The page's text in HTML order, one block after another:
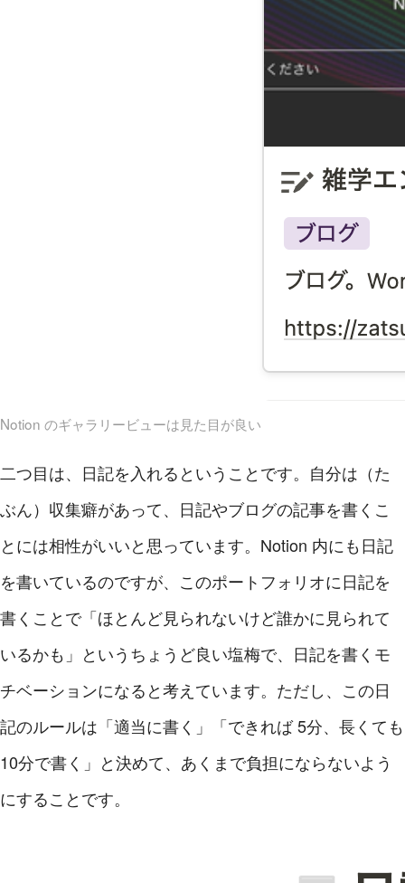
Notion のギャラリービューは見た目が良い
二つ目は、日記を入れるということです。自分は（た
ぶん）収集癖があって、日記やブログの記事を書くこ
とには相性がいいと思っています。Notion 内にも日記
を書いているのですが、このポートフォリオに日記を
書くことで「ほとんど見られないけど誰かに見られて
いるかも」というちょうど良い塩梅で、日記を書くモ
チベーションになると考えています。ただし、この日
記のルールは「適当に書く」「できれば 5分、長くても
10分で書く」と決めて、あくまで負担にならないよう
にすることです。